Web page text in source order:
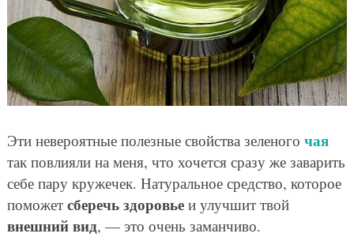
Эти невероятные полезные свойства зеленого чая
так повлияли на меня, что хочется сразу же заварить
себе пару кружечек. Натуральное средство, которое
поможет сберечь здоровьеи улучшит твой
внешний вид, — это очень заманчиво.